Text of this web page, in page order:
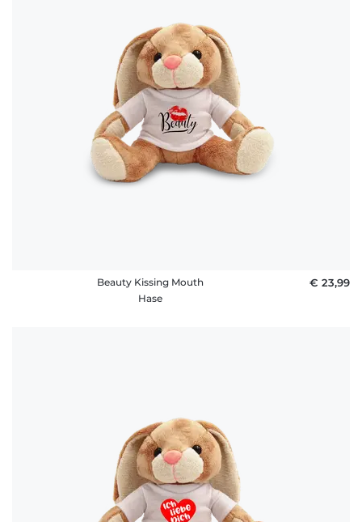
Beauty Kissing Mouth
Hase
€ 23,99